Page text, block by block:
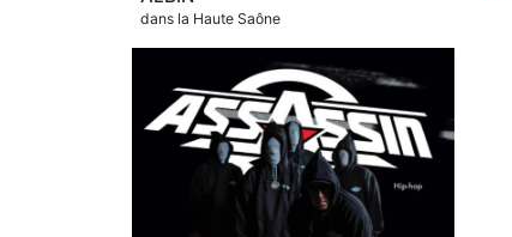
dans la Haute Saône